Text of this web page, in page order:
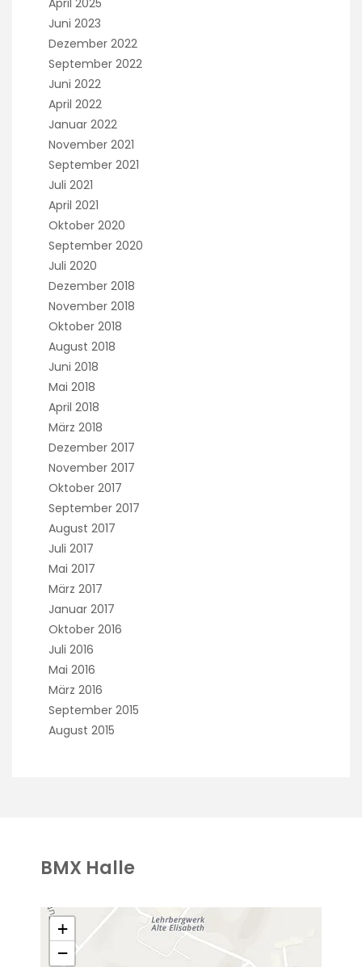
Juni 2023
Dezember 2022
September 2022
Juni 2022
April 2022
Januar 2022
November 2021
September 2021
Juli 2021
April 2021
Oktober 2020
September 2020
Juli 2020
Dezember 2018
November 2018
Oktober 2018
August 2018
Juni 2018
Mai 2018
April 2018
März 2018
Dezember 2017
November 2017
Oktober 2017
September 2017
August 2017
Juli 2017
Mai 2017
März 2017
Januar 2017
Oktober 2016
Juli 2016
Mai 2016
März 2016
September 2015
August 2015
BMX Halle
+
−